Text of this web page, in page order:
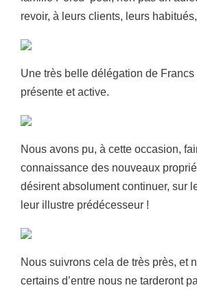
revoir, à leurs clients, leurs
Une très belle délégation de
présente et active.
Nous avons pu, à cette occasion,
connaissance des nouveaux
désirent absolument continuer, sur
leur illustre prédécesseur !
Nous suivrons cela de très près, et
certains d’entre nous ne tarderont